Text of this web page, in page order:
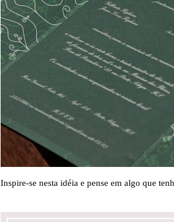
Inspire-se nesta idéia e pense em algo que